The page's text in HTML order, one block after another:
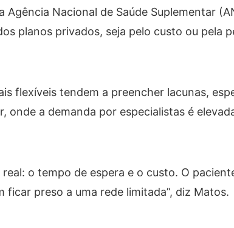
Agência Nacional de Saúde Suplementar
planos privados, seja pelo custo ou pela
flexíveis tendem a preencher lacunas,
onde a demanda por especialistas é
real: o tempo de espera e o custo. O
ficar preso a uma rede limitada”, diz Matos.